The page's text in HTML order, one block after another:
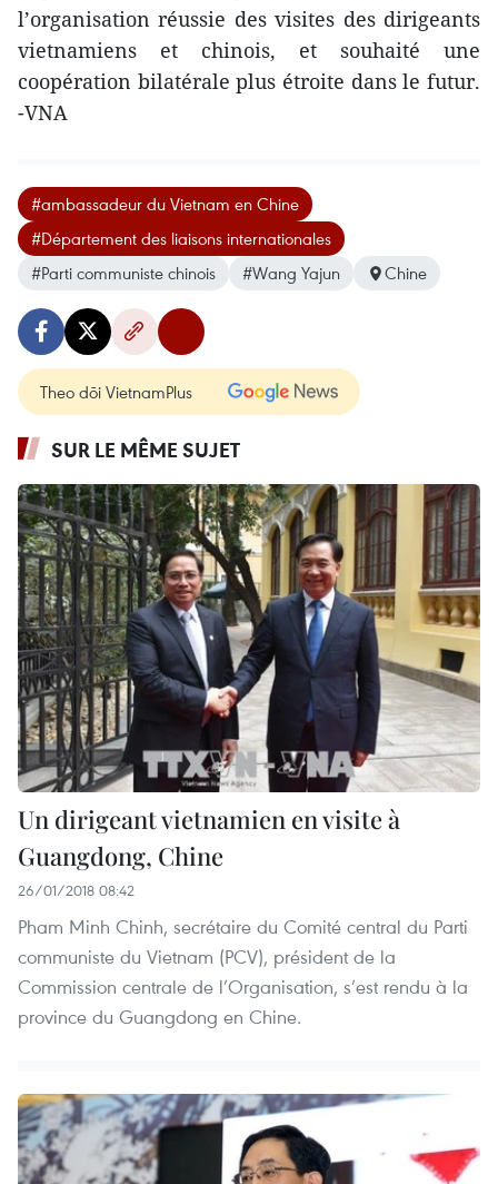
l’organisation réussie des visites des dirigeants
vietnamiens et chinois, et souhaité une
coopération bilatérale plus étroite dans le futur.
-VNA
#ambassadeur du Vietnam en Chine
#Département des liaisons internationales
#Parti communiste chinois
#Wang Yajun Chine
Theo dõi VietnamPlus
SUR LE MÊME SUJET
Un dirigeant vietnamien en visite à
Guangdong, Chine
26/01/2018 08:42
Pham Minh Chinh, secrétaire du Comité central du Parti
communiste du Vietnam (PCV), président de la
Commission centrale de l’Organisation, s’est rendu à la
province du Guangdong en Chine.